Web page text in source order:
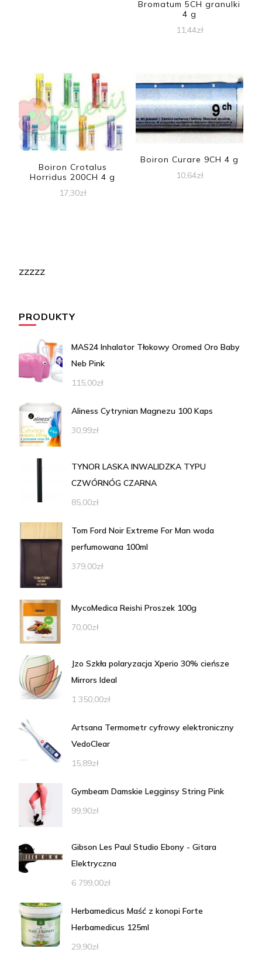
Bromatum 5CH granulki
4 g
11,44zł
Boiron Crotalus
Horridus 200CH 4 g
17,30zł
Boiron Curare 9CH 4 g
10,64zł
zzzzz
PRODUKTY
MAS24 Inhalator Tłokowy Oromed Oro Baby
Neb Pink
115,00zł
Aliness Cytrynian Magnezu 100 Kaps
30,99zł
TYNOR LASKA INWALIDZKA TYPU
CZWÓRNÓG CZARNA
85,00zł
Tom Ford Noir Extreme For Man woda
perfumowana 100ml
379,00zł
MycoMedica Reishi Proszek 100g
70,00zł
Jzo Szkła polaryzacja Xperio 30% cieńsze
Mirrors Ideal
1 350,00zł
Artsana Termometr cyfrowy elektroniczny
VedoClear
15,89zł
Gymbeam Damskie Legginsy String Pink
99,90zł
Gibson Les Paul Studio Ebony - Gitara
Elektryczna
6 799,00zł
Herbamedicus Maść z konopi Forte
Herbamedicus 125ml
29,90zł